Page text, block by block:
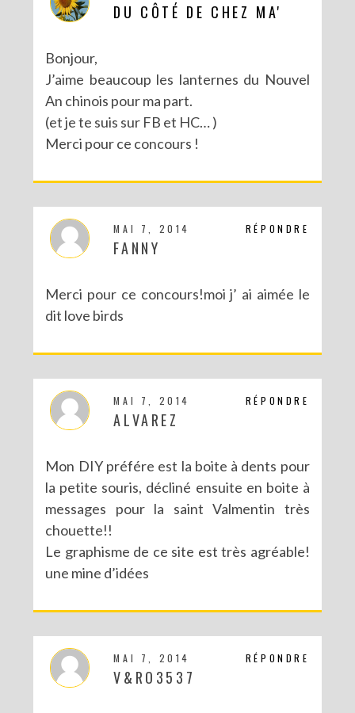
DU CÔTÉ DE CHEZ MA'
Bonjour,
J’aime beaucoup les lanternes du Nouvel
An chinois pour ma part.
(et je te suis sur FB et HC… )
Merci pour ce concours !
RÉPONDRE
MAI 7, 2014
FANNY
Merci pour ce concours!moi j’ ai aimée le
dit love birds
RÉPONDRE
MAI 7, 2014
ALVAREZ
Mon DIY préfére est la boite à dents pour
la petite souris, décliné ensuite en boite à
messages pour la saint Valmentin très
chouette!!
Le graphisme de ce site est très agréable!
une mine d’idées
RÉPONDRE
MAI 7, 2014
V&RO3537